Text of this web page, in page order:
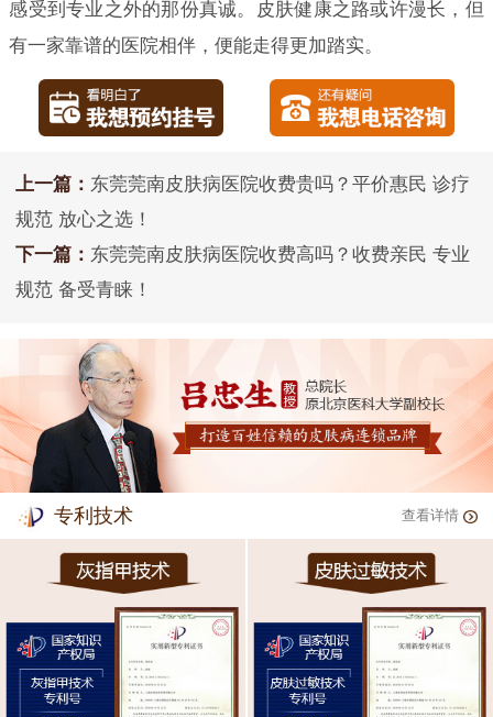
感受到专业之外的那份真诚。皮肤健康之路或许漫长，但
有一家靠谱的医院相伴，便能走得更加踏实。
上一篇： 东莞莞南皮肤病医院收费贵吗？平价惠民 诊疗
规范 放心之选！
下一篇： 东莞莞南皮肤病医院收费高吗？收费亲民 专业
规范 备受青睐！
专利技术 查看详情